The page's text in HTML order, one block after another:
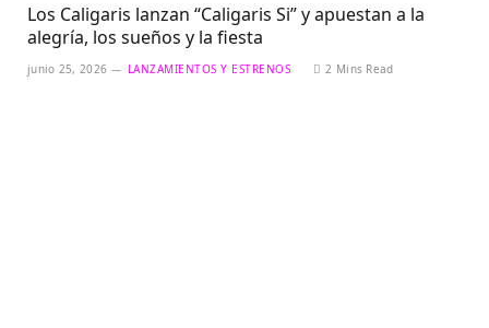
Los Caligaris lanzan “Caligaris Si” y apuestan a la
alegría, los sueños y la fiesta
junio 25, 2026 LANZAMIENTOS Y ESTRENOS 2 Mins Read